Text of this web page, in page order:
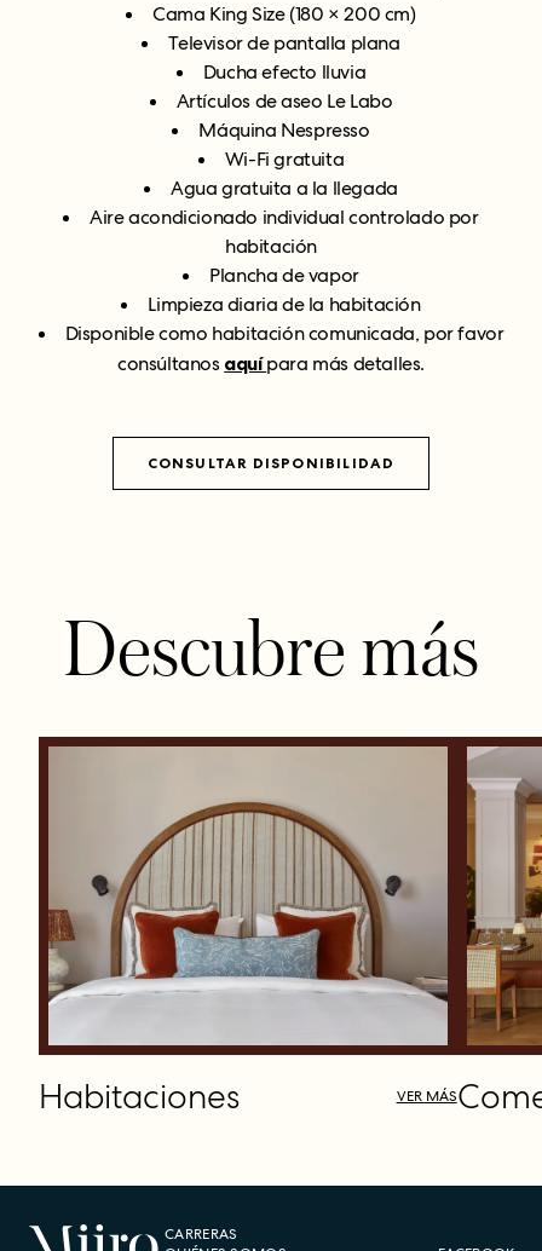
Cama King Size (180 × 200 cm)
Televisor de pantalla plana
Ducha efecto lluvia
Artículos de aseo Le Labo
Máquina Nespresso
Wi-Fi gratuita
Agua gratuita a la llegada
Aire acondicionado individual controlado por
habitación
Plancha de vapor
Limpieza diaria de la habitación
Disponible como habitación comunicada, por favor
consúltanos aquípara más detalles.
CONSULTAR DISPONIBILIDAD
Descubre más
Habitaciones VER MÁS
CARRERAS